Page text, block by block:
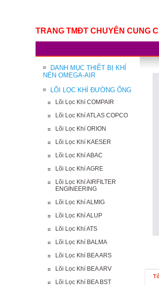
TRANG TMĐT CHUYÊN CUNG
DANH MỤC THIẾT BỊ KHÍ
NÉN OMEGA-AIR
LÕI LỌC KHÍ ĐƯỜNG ỐNG
Lõi Lọc Khí COMPAIR
Lõi Lọc Khí ATLAS COPCO
Lõi Lọc Khí ORION
Lõi Lọc Khí KAESER
Lõi Lọc Khí ABAC
Lõi Lọc Khí AGRE
Lõi Lọc Khí AIRFILTER
ENGINEERING
Lõi Lọc Khí ALMIG
Lõi Lọc Khí ALUP
Lõi Lọc Khí ATS
Lõi Lọc Khí BALMA
Lõi Lọc Khí BEA ARS
Lõi Lọc Khí BEA ARV
Lõi Lọc Khí BEA BST